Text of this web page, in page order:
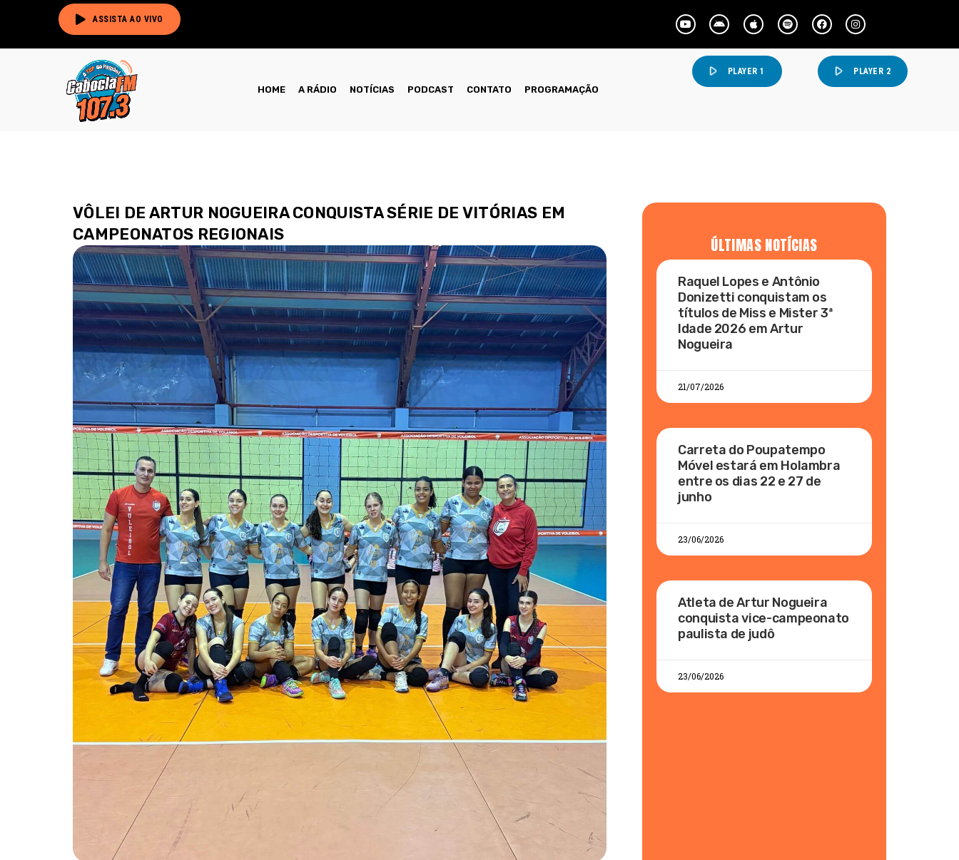
ASSISTA AO VIVO
HOME A RÁDIO NOTÍCIAS PODCAST CONTATO PROGRAMAÇÃO
play_arrow PLAYER 1 play_arrow PLAYER 2
VÔLEI DE ARTUR NOGUEIRA CONQUISTA SÉRIE DE VITÓRIAS EM
CAMPEONATOS REGIONAIS
ÚLTIMAS NOTÍCIAS
Raquel Lopes e Antônio
Donizetti conquistam os
títulos de Miss e Mister 3ª
Idade 2026 em Artur
Nogueira
21/07/2026
Carreta do Poupatempo
Móvel estará em Holambra
entre os dias 22 e 27 de
junho
23/06/2026
Atleta de Artur Nogueira
conquista vice-campeonato
paulista de judô
23/06/2026